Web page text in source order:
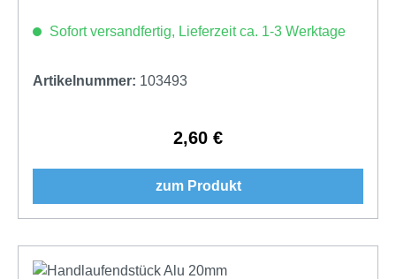
Sofort versandfertig, Lieferzeit ca. 1-3 Werktage
Artikelnummer: 103493
Regulärer Preis:
2,60 €
zum Produkt